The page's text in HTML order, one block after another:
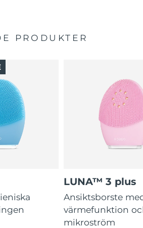
PRODUKTER
LUNA™ 3 plus
Ansiktsborste
värmefunktion
mikroström